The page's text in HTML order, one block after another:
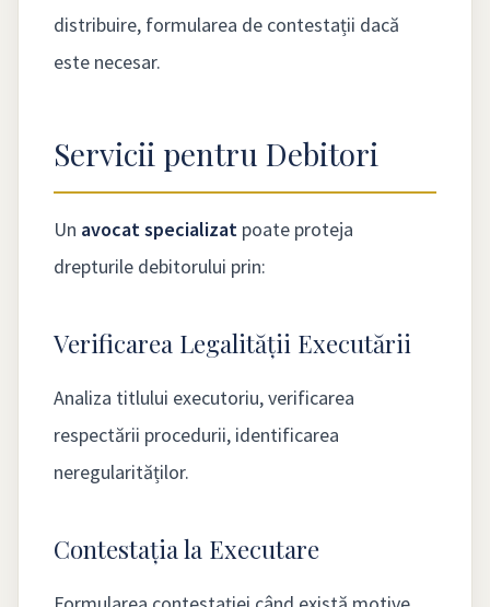
distribuire, formularea de contestații dacă
este necesar.
Servicii pentru Debitori
Un avocat specializat poate proteja
drepturile debitorului prin:
Verificarea Legalității Executării
Analiza titlului executoriu, verificarea
respectării procedurii, identificarea
neregularităților.
Contestația la Executare